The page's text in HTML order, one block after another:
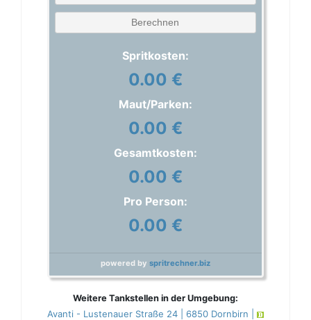
Berechnen
Spritkosten:
0.00 €
Maut/Parken:
0.00 €
Gesamtkosten:
0.00 €
Pro Person:
0.00 €
powered by spritrechner.biz
Weitere Tankstellen in der Umgebung:
Avanti - Lustenauer Straße 24 | 6850 Dornbirn |